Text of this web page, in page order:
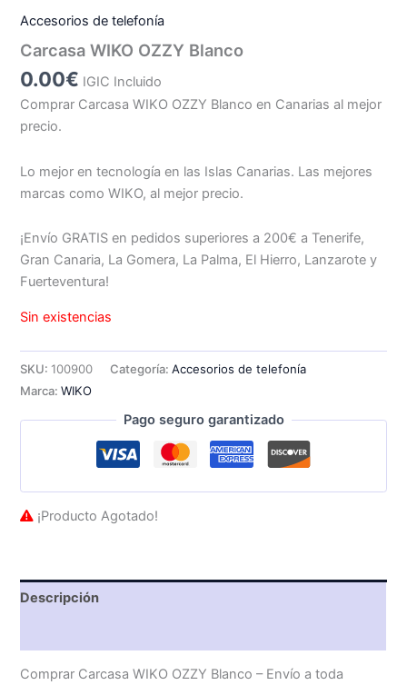
Accesorios de telefonía
Carcasa WIKO OZZY Blanco
0.00€ IGIC Incluido
Comprar Carcasa WIKO OZZY Blanco en Canarias al mejor
precio.
Lo mejor en tecnología en las Islas Canarias. Las mejores
marcas como WIKO, al mejor precio.
¡Envío GRATIS en pedidos superiores a 200€ a Tenerife,
Gran Canaria, La Gomera, La Palma, El Hierro, Lanzarote y
Fuerteventura!
Sin existencias
SKU:100900 Categoría:Accesorios de telefonía
Marca:WIKO
Pago seguro garantizado
¡Producto Agotado!
Descripción
Comprar Carcasa WIKO OZZY Blanco – Envío a toda